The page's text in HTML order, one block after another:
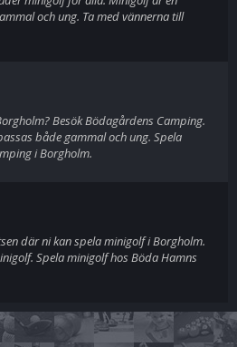
och ung. Ta med vännerna till
Besök Bödagårdens Camping.
både gammal och ung. Spela
i Borgholm.
där ni kan spela minigolf i Borgholm.
Spela minigolf hos Böda Hamns